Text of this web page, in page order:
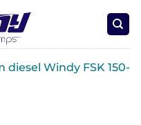
diesel Windy FSK 150-